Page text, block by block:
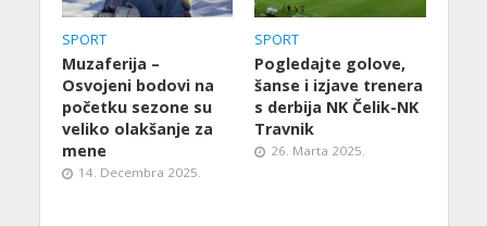
SPORT
Muzaferija –
Osvojeni bodovi na
početku sezone su
veliko olakšanje za
mene
14. Decembra 2025.
SPORT
Pogledajte golove,
šanse i izjave trenera
s derbija NK Čelik-NK
Travnik
26. Marta 2025.